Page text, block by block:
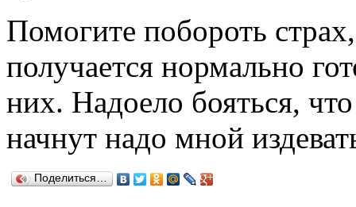
Помогите побороть
получается нормально
них. Надоело бояться,
начнут надо мной
Поделиться…